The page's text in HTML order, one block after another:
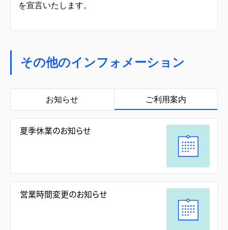
を宣言いたします。
その他のインフォメーション
お知らせ ご利用案内
夏季休業のお知らせ
営業時間変更のお知らせ